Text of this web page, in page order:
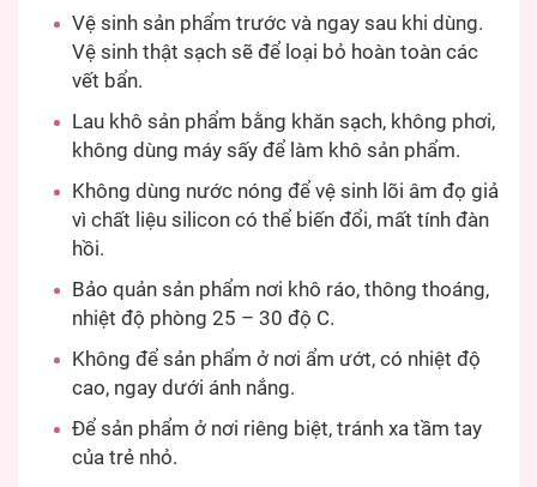
Vệ sinh sản phẩm trước và ngay sau khi dùng.
Vệ sinh thật sạch sẽ để loại bỏ hoàn toàn các
vết bẩn.
Lau khô sản phẩm bằng khăn sạch, không phơi,
không dùng máy sấy để làm khô sản phẩm.
Không dùng nước nóng để vệ sinh lõi âm đọ giả
vì chất liệu silicon có thể biến đổi, mất tính đàn
hồi.
Bảo quản sản phẩm nơi khô ráo, thông thoáng,
nhiệt độ phòng 25 – 30 độ C.
Không để sản phẩm ở nơi ẩm ướt, có nhiệt độ
cao, ngay dưới ánh nắng.
Để sản phẩm ở nơi riêng biệt, tránh xa tầm tay
của trẻ nhỏ.